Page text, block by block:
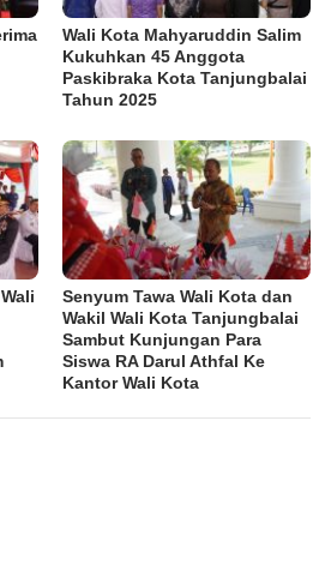
Wali Kota Mahyaruddin Salim
Kukuhkan 45 Anggota
Paskibraka Kota Tanjungbalai
Tahun 2025
Senyum Tawa Wali Kota dan
Wakil Wali Kota Tanjungbalai
Sambut Kunjungan Para
Siswa RA Darul Athfal Ke
Kantor Wali Kota